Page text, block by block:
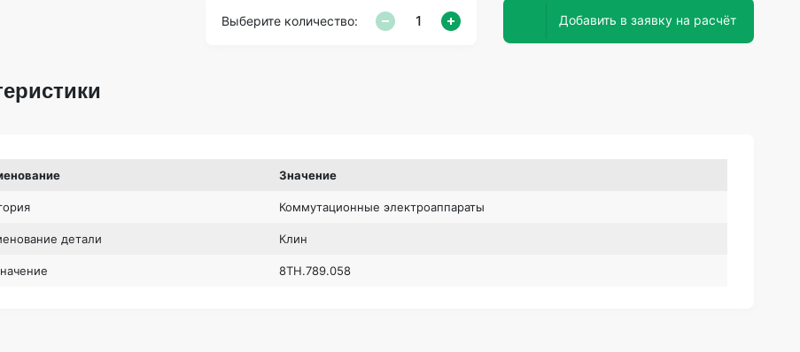
Выберите количество: Добавить в заявку на расчёт
Значение
Коммутационные электроаппараты
детали Клин
8ТН.789.058